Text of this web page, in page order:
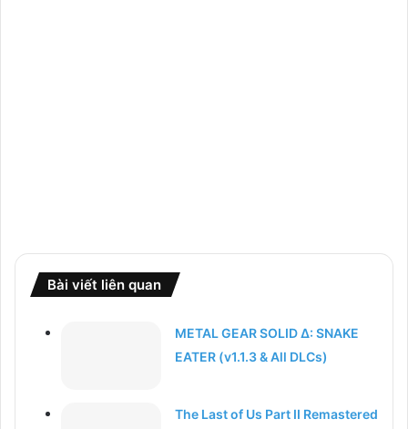
Bài viết liên quan
METAL GEAR SOLID Δ: SNAKE
EATER (v1.1.3 & All DLCs)
The Last of Us Part II Remastered